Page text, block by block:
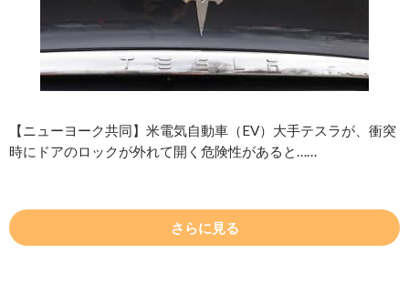
【ニューヨーク共同】米電気自動車（EV）大手テスラが、衝突
時にドアのロックが外れて開く危険性があると……
さらに見る